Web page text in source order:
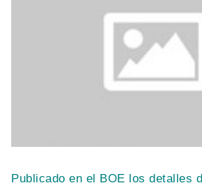
Publicado en el BOE los detalles